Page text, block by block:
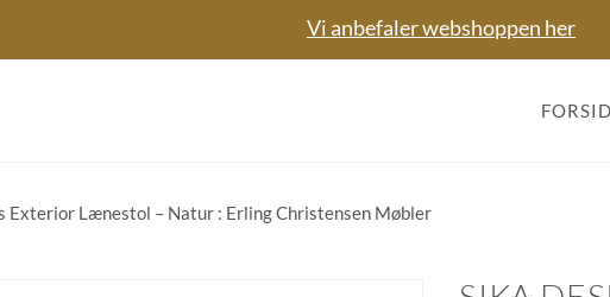
Vi anbefaler webshoppen her
Exterior Lænestol – Natur : Erling Christensen Møbler